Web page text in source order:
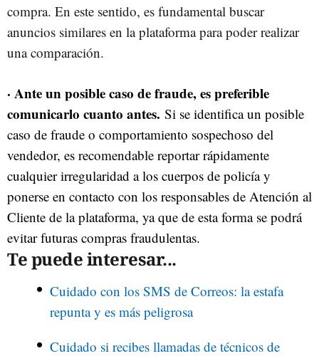
compra. En este sentido, es fundamental buscar
anuncios similares en la plataforma para poder realizar
una comparación.
· Ante un posible caso de fraude, es preferible
comunicarlo cuanto antes. Si se identifica un posible
caso de fraude o comportamiento sospechoso del
vendedor, es recomendable reportar rápidamente
cualquier irregularidad a los cuerpos de policía y
ponerse en contacto con los responsables de Atención al
Cliente de la plataforma, ya que de esta forma se podrá
evitar futuras compras fraudulentas.
Te puede interesar...
Cuidado con los SMS de Correos: la estafa
repunta y es más peligrosa
Cuidado si recibes llamadas de técnicos de